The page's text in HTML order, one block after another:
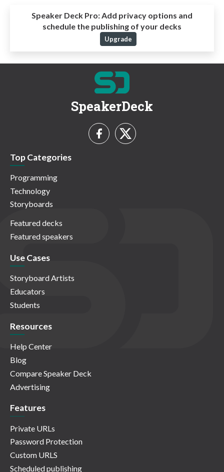
Speaker Deck Pro:Add privacy options and
schedule the publishing of your decks
Upgrade
SpeakerDeck
Top Categories
Programming
Technology
Storyboards
Featured decks
Featured speakers
Use Cases
Storyboard Artists
Educators
Students
Resources
Help Center
Blog
Compare Speaker Deck
Advertising
Features
Private URLs
Password Protection
Custom URLS
Scheduled publishing